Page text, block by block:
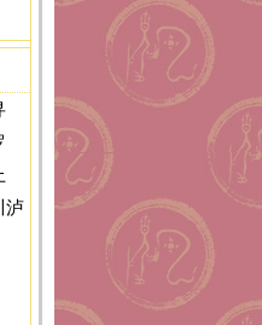
泸